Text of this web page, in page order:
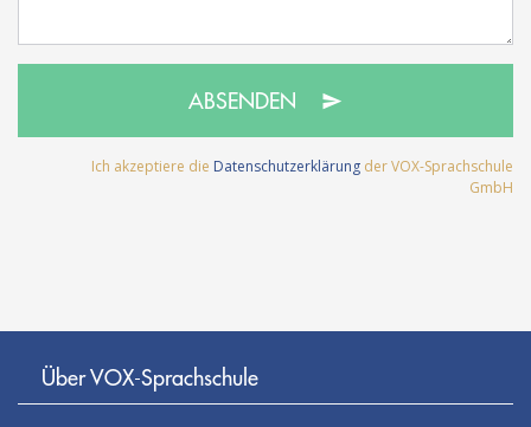
ABSENDEN
Ich akzeptiere die Datenschutzerklärung der VOX-Sprachschule
GmbH
Über VOX-Sprachschule